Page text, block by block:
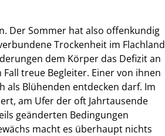
Der Sommer hat also offenkundig
Trockenheit im Flachland
dem Körper das Defizit an
treue Begleiter. Einer von ihnen
als Blühenden entdecken darf. Im
am Ufer der oft Jahrtausende
geänderten Bedingungen
macht es überhaupt nichts